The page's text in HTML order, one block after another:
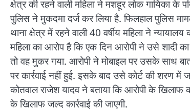
क्षेत्र की रहने वाली महिला ने मशहूर लोक गायिका
पुलिस ने मुकदमा दर्ज कर लिया है. फिलहाल पुलिस
थाना क्षेत्र में रहने वाली 40 वर्षीय महिला ने
महिला का आरोप है कि एक दिन आरोपी ने उसे शादी
तो वह मुकर गया. आरोपी ने मोबाइल पर उसके साथ
पर कार्रवाई नहीं हुई. इसके बाद उसे कोर्ट की शरण
कोतवाल राजेश यादव ने बताया कि आरोपी के खिलाफ
के खिलाफ जल्द कार्रवाई की जाएगी.